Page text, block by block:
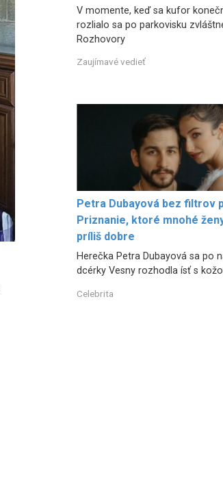
V momente, keď sa kufor
rozlialo sa po parkovisku
Rozhovory
Zaujímavé vedieť
Petra Dubayová bez filtrov
Priznanie, ktoré mnohé
príliš dobre
Herečka Petra Dubayová sa po
dcérky Vesny rozhodla ísť s
Celebrita